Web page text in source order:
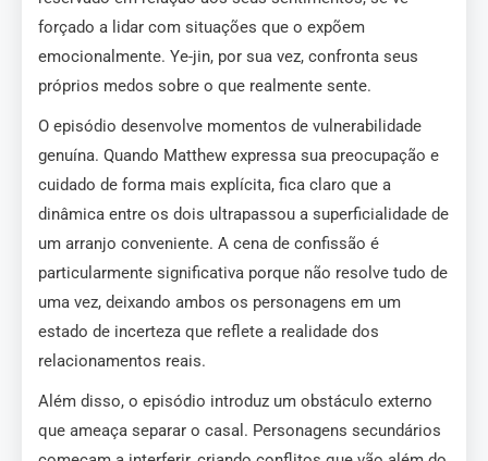
forçado a lidar com situações que o expõem
emocionalmente. Ye-jin, por sua vez, confronta seus
próprios medos sobre o que realmente sente.
O episódio desenvolve momentos de vulnerabilidade
genuína. Quando Matthew expressa sua preocupação e
cuidado de forma mais explícita, fica claro que a
dinâmica entre os dois ultrapassou a superficialidade de
um arranjo conveniente. A cena de confissão é
particularmente significativa porque não resolve tudo de
uma vez, deixando ambos os personagens em um
estado de incerteza que reflete a realidade dos
relacionamentos reais.
Além disso, o episódio introduz um obstáculo externo
que ameaça separar o casal. Personagens secundários